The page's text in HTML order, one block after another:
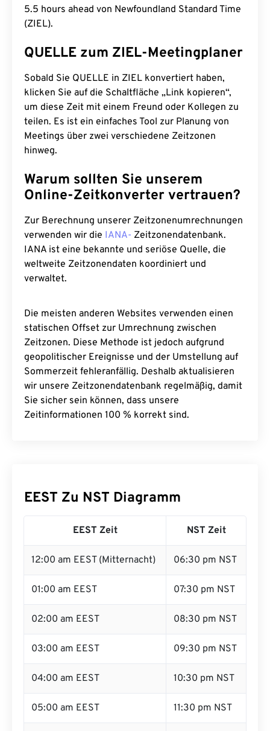
5.5 hours ahead von Newfoundland Standard Time
(ZIEL).
QUELLE zum ZIEL-Meetingplaner
Sobald Sie QUELLE in ZIEL konvertiert haben,
klicken Sie auf die Schaltfläche „Link kopieren“,
um diese Zeit mit einem Freund oder Kollegen zu
teilen. Es ist ein einfaches Tool zur Planung von
Meetings über zwei verschiedene Zeitzonen
hinweg.
Warum sollten Sie unserem
Online-Zeitkonverter vertrauen?
Zur Berechnung unserer Zeitzonenumrechnungen
verwenden wir die IANA- Zeitzonendatenbank.
IANA ist eine bekannte und seriöse Quelle, die
weltweite Zeitzonendaten koordiniert und
verwaltet.
Die meisten anderen Websites verwenden einen
statischen Offset zur Umrechnung zwischen
Zeitzonen. Diese Methode ist jedoch aufgrund
geopolitischer Ereignisse und der Umstellung auf
Sommerzeit fehleranfällig. Deshalb aktualisieren
wir unsere Zeitzonendatenbank regelmäßig, damit
Sie sicher sein können, dass unsere
Zeitinformationen 100 % korrekt sind.
EEST Zu NST Diagramm
EEST Zeit NST Zeit
12:00 am EEST (Mitternacht) 06:30 pm NST
01:00 am EEST 07:30 pm NST
02:00 am EEST 08:30 pm NST
03:00 am EEST 09:30 pm NST
04:00 am EEST 10:30 pm NST
05:00 am EEST 11:30 pm NST